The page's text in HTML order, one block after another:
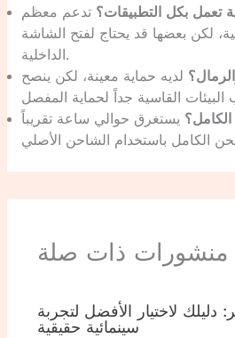
تعمل بكل التطبيقات؟ تدعم معظم
لكن بعضها قد يحتاج لفتح الشاشة
الداخلية.
لديه حماية معينة، لكن ينصح
يستغرق حوالي ساعة تقريباً
منشورات ذات صلة
دليلك لاختيار الأفضل لتجربة
سينمائية حقيقية